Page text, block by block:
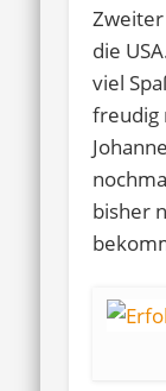
die
viel
freudig
bisher